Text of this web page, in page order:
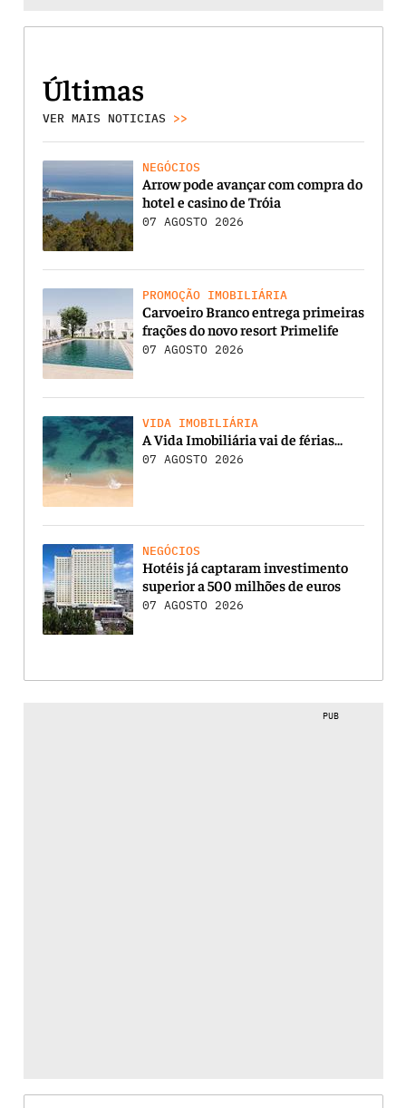
Últimas
VER MAIS NOTICIAS >>
NEGÓCIOS
Arrow pode avançar com compra do
hotel e casino de Tróia
07 AGOSTO 2026
PROMOÇÃO IMOBILIÁRIA
Carvoeiro Branco entrega primeiras
frações do novo resort Primelife
07 AGOSTO 2026
VIDA IMOBILIÁRIA
A Vida Imobiliária vai de férias…
07 AGOSTO 2026
NEGÓCIOS
Hotéis já captaram investimento
superior a 500 milhões de euros
07 AGOSTO 2026
PUB